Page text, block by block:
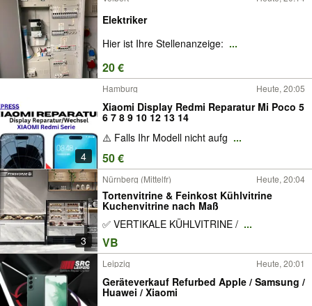
Elektriker
Hier ist Ihre Stellenanzeige: ...
20 €
4
Hamburg Heute, 20:05
Xiaomi Display Redmi Reparatur Mi Poco 5
6 7 8 9 10 12 13 14
⚠️ Falls Ihr Modell nicht aufg ...
50 €
3
Nürnberg (Mittelfr) Heute, 20:04
Tortenvitrine & Feinkost Kühlvitrine
Kuchenvitrine nach Maß
✅ VERTIKALE KÜHLVITRINE / ...
VB
Leipzig Heute, 20:01
Geräteverkauf Refurbed Apple / Samsung /
Huawei / Xiaomi